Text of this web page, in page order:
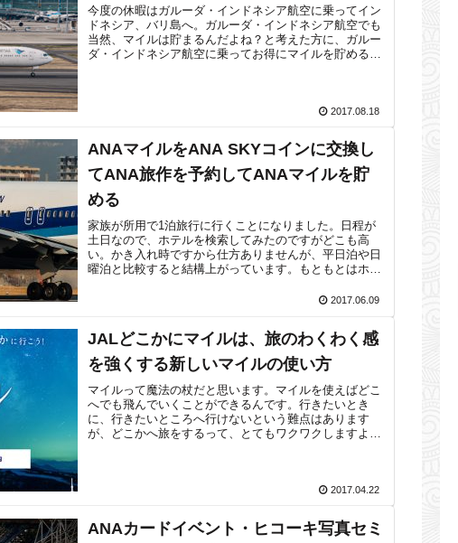
今度の休暇はガルーダ・インドネシア航空に乗ってイン
ドネシア、バリ島へ。ガルーダ・インドネシア航空でも
当然、マイルは貯まるんだよね？と考えた方に、ガルー
ダ・インドネシア航空に乗ってお得にマイルを貯める方
2017.08.18
ANAマイルをANA SKYコインに交換し
てANA旅作を予約してANAマイルを貯
める
家族が所用で1泊旅行に行くことになりました。日程が
土日なので、ホテルを検索してみたのですがどこも高
い。かき入れ時ですから仕方ありませんが、平日泊や日
曜泊と比較すると結構上がっています。もともとはホテ
2017.06.09
JALどこかにマイルは、旅のわくわく感
を強くする新しいマイルの使い方
マイルって魔法の杖だと思います。マイルを使えばどこ
へでも飛んでいくことができるんです。行きたいとき
に、行きたいところへ行けないという難点はあります
が、どこかへ旅をするって、とてもワクワクしますよ
2017.04.22
ANAカードイベント・ヒコーキ写真セミ